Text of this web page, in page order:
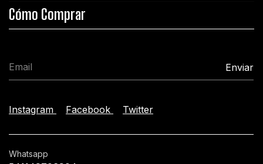
Cómo Comprar
Instagram Facebook Twitter
Whatsapp